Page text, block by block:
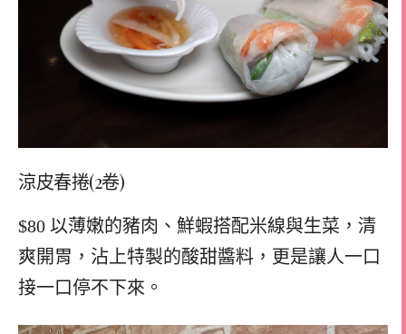
涼皮春捲(2卷)
$80 以薄嫩的豬肉、鮮蝦搭配米線與生菜，清
爽開胃，沾上特製的酸甜醬料，更是讓人一口
接一口停不下來。